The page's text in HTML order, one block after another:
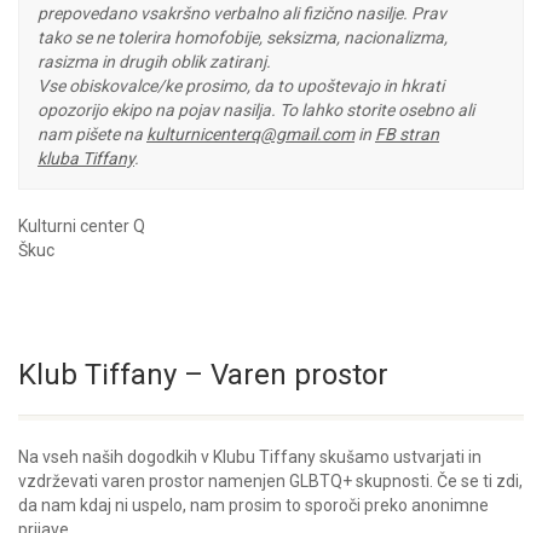
prepovedano vsakršno verbalno ali fizično nasilje. Prav
tako se ne tolerira homofobije, seksizma, nacionalizma,
rasizma in drugih oblik zatiranj.
Vse obiskovalce/ke prosimo, da to upoštevajo in hkrati
opozorijo ekipo na pojav nasilja. To lahko storite osebno ali
nam pišete na kulturnicenterq@gmail.comin FB stran
kluba Tiffany.
Kulturni center Q
Škuc
Klub Tiffany – Varen prostor
Na vseh naših dogodkih v Klubu Tiffany skušamo ustvarjati in
vzdrževati varen prostor namenjen GLBTQ+ skupnosti. Če se ti zdi,
da nam kdaj ni uspelo, nam prosim to sporoči preko anonimne